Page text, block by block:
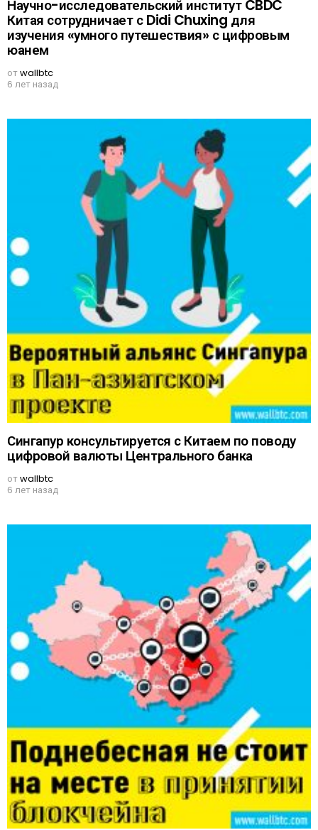
Научно-исследовательский институт CBDC
Китая сотрудничает с Didi Chuxing для
изучения «умного путешествия» с цифровым
юанем
отwallbtc
6 лет назад
Сингапур консультируется с Китаем по поводу
цифровой валюты Центрального банка
отwallbtc
6 лет назад